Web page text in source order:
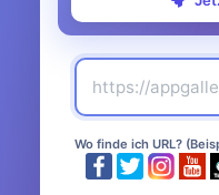
Wo finde ich URL?